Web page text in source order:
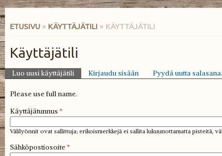
ETUSIVU » KÄYTTÄJÄTILI » KÄYTTÄJÄTILI
Käyttäjätili
Luo uusi käyttäjätili (aktiivinen välilehti)
Kirjaudu sisään Pyydä uutta
Please use full name.
Käyttäjätunnus *
Välilyönnit ovat sallittuja; erikoismerkkejä ei sallita lukuunottamatta pisteitä,
Sähköpostiosoite *